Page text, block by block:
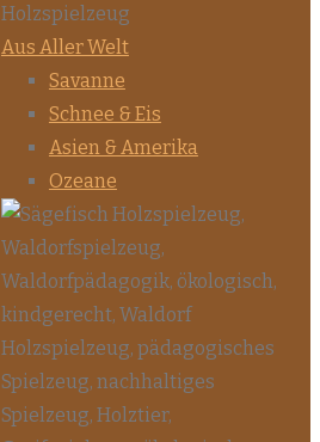
Aus Aller Welt
Savanne
Schnee & Eis
Asien & Amerika
Ozeane